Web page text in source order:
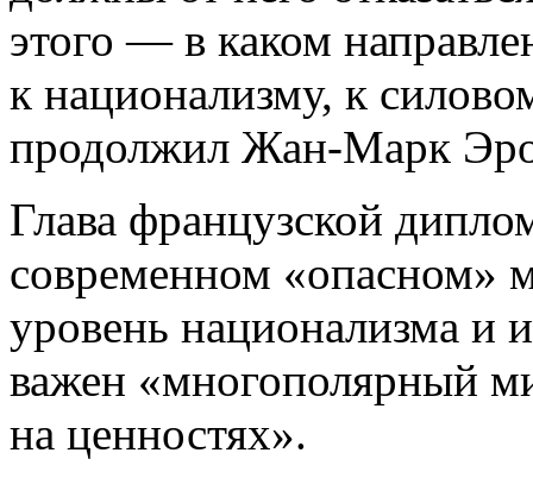
этого — в каком
к национализму, к
продолжил Жан-Марк
Глава французской
современном «опасном»
уровень национализма и
важен «многополярный
на ценностях».